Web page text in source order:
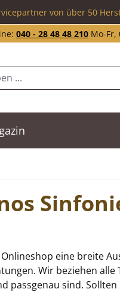
von über 50
040 - 28 48 48 210 Mo-Fr,
eine breite
Wir beziehen alle
passgenau sind. Sollten